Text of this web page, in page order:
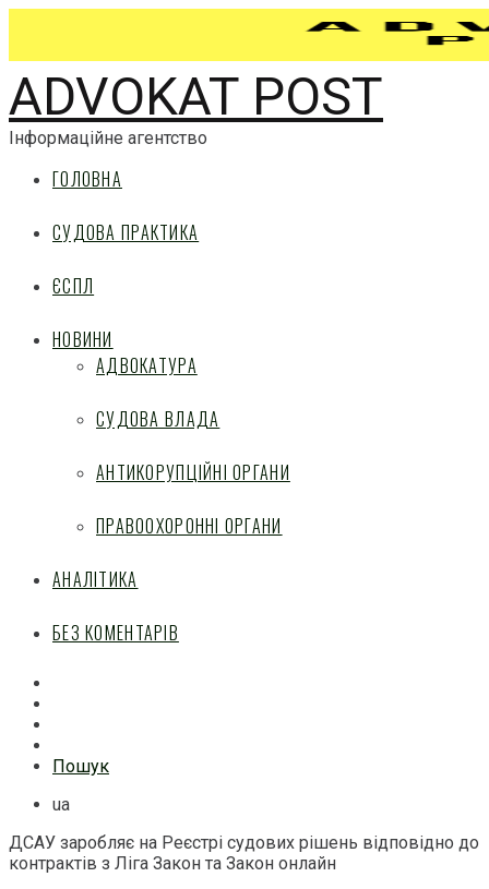
ADVOKAT POST
Інформаційне агентство
ГОЛОВНА
СУДОВА ПРАКТИКА
ЄСПЛ
НОВИНИ
АДВОКАТУРА
СУДОВА ВЛАДА
АНТИКОРУПЦІЙНІ ОРГАНИ
ПРАВООХОРОННІ ОРГАНИ
АНАЛІТИКА
БЕЗ КОМЕНТАРІВ
Пошук
ua
ДСАУ заробляє на Реєстрі судових рішень відповідно до
контрактів з Ліга Закон та Закон онлайн